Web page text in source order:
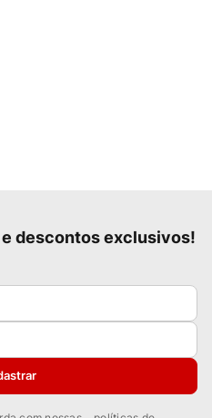
descontos exclusivos!